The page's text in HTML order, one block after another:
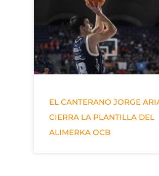
EL CANTERANO JORGE
CIERRA LA PLANTILLA DEL
ALIMERKA OCB